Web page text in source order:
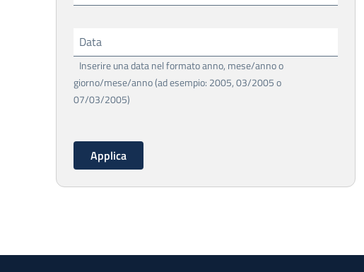
Data
Inserire una data nel formato anno, mese/anno o
giorno/mese/anno (ad esempio: 2005, 03/2005 o
07/03/2005)